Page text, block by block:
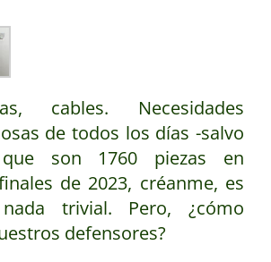
cables. Necesidades
de todos los días -salvo
son 1760 piezas en
de 2023, créanme, es
trivial. Pero, ¿cómo
defensores?